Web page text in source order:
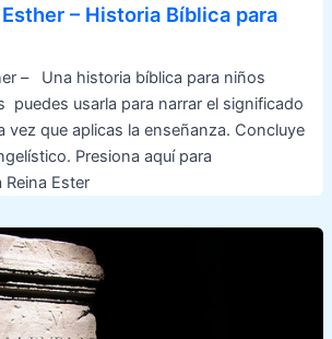
– Historia Bíblica para
– Una historia bíblica para niños
puedes usarla para narrar el significado
vez que aplicas la enseñanza. Concluye
Presiona aquí para
Ester